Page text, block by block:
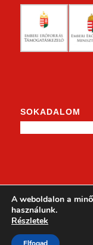
SOKADALOM
A weboldalon a
használunk.
Részletek